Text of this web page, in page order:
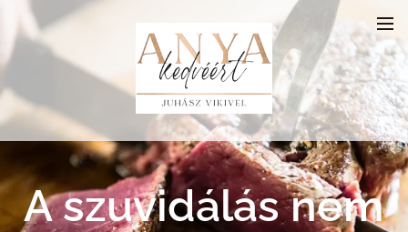
A szuvidálás nem